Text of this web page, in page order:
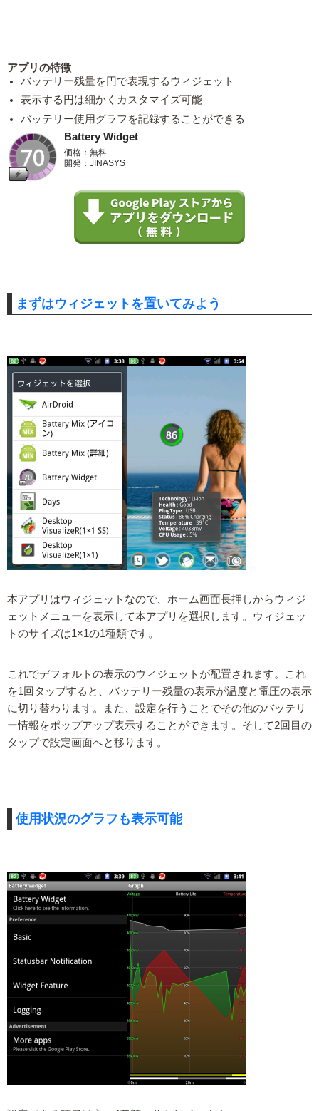
アプリの特徴
バッテリー残量を円で表現するウィジェット
表示する円は細かくカスタマイズ可能
バッテリー使用グラフを記録することができる
Battery Widget
価格：無料
開発：JINASYS
まずはウィジェットを置いてみよう
本アプリはウィジェットなので、ホーム画面長押しからウィジ
ェットメニューを表示して本アプリを選択します。ウィジェッ
トのサイズは1×1の1種類です。
これでデフォルトの表示のウィジェットが配置されます。これ
を1回タップすると、バッテリー残量の表示が温度と電圧の表示
に切り替わります。また、設定を行うことでその他のバッテリ
ー情報をポップアップ表示することができます。そして2回目の
タップで設定画面へと移ります。
使用状況のグラフも表示可能